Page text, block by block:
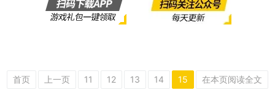
首页 上一页 11 12 13 14 15 在本页阅读全文